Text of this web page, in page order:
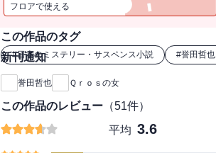
フロアで使える
この作品のタグ
#日本のミステリー・サスペンス小説 #誉田哲也
新刊通知
誉田哲也 Ｑｒｏｓの女
この作品のレビュー （51件）
平均 3.6